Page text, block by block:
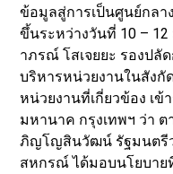
ข้อมูลสู่การเป็นศูนย์กลา
ขึ้นระหว่างวันที่ 10 –
าภรณ์ โสเจยยะ รองปลั
บริหารหน่วยงานในสังกั
หน่วยงานที่เกี่ยวข้อง เ
มหานาค กรุงเทพฯ ว่า
ภิญโญสินวัฒน์ รัฐมนตรีว่
สหกรณ์ ได้มอบนโยบาย